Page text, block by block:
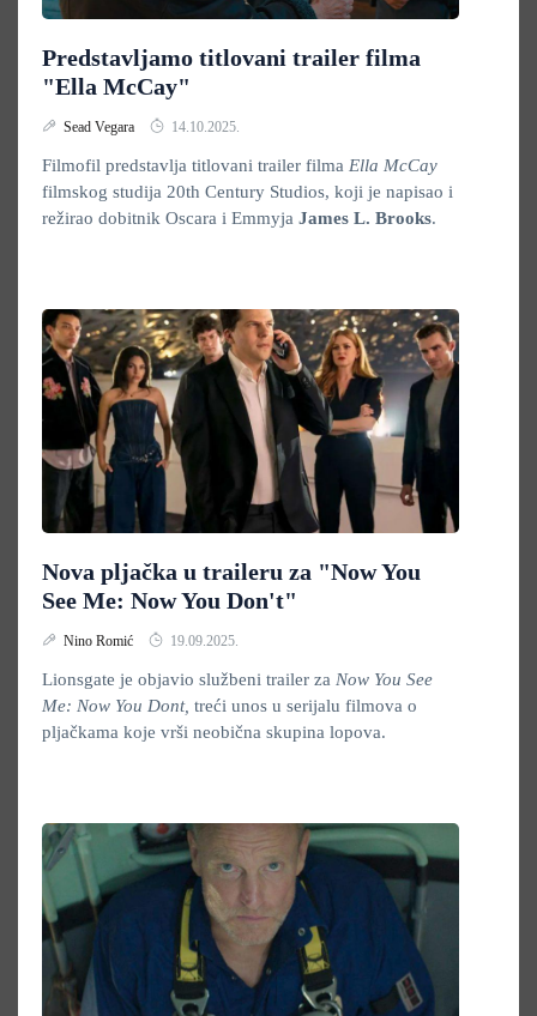
Predstavljamo titlovani trailer filma
"Ella McCay"
Sead Vegara 14.10.2025.
Filmofil predstavlja titlovani trailer filma Ella McCay
filmskog studija 20th Century Studios, koji je napisao i
režirao dobitnik Oscara i Emmyja James L. Brooks.
Nova pljačka u traileru za "Now You
See Me: Now You Don't"
Nino Romić 19.09.2025.
Lionsgate je objavio službeni trailer za Now You See
Me: Now You Dont, treći unos u serijalu filmova o
pljačkama koje vrši neobična skupina lopova.